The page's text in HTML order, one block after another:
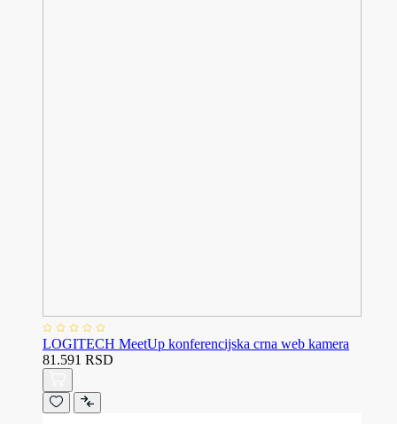
LOGITECH MeetUp konferencijska crna web kamera
81.591 RSD